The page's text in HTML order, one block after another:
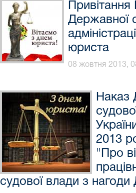
Привітання
Державної
юриста
08 жовтня 2013,
Наказ
2013
"Про
судової влади з